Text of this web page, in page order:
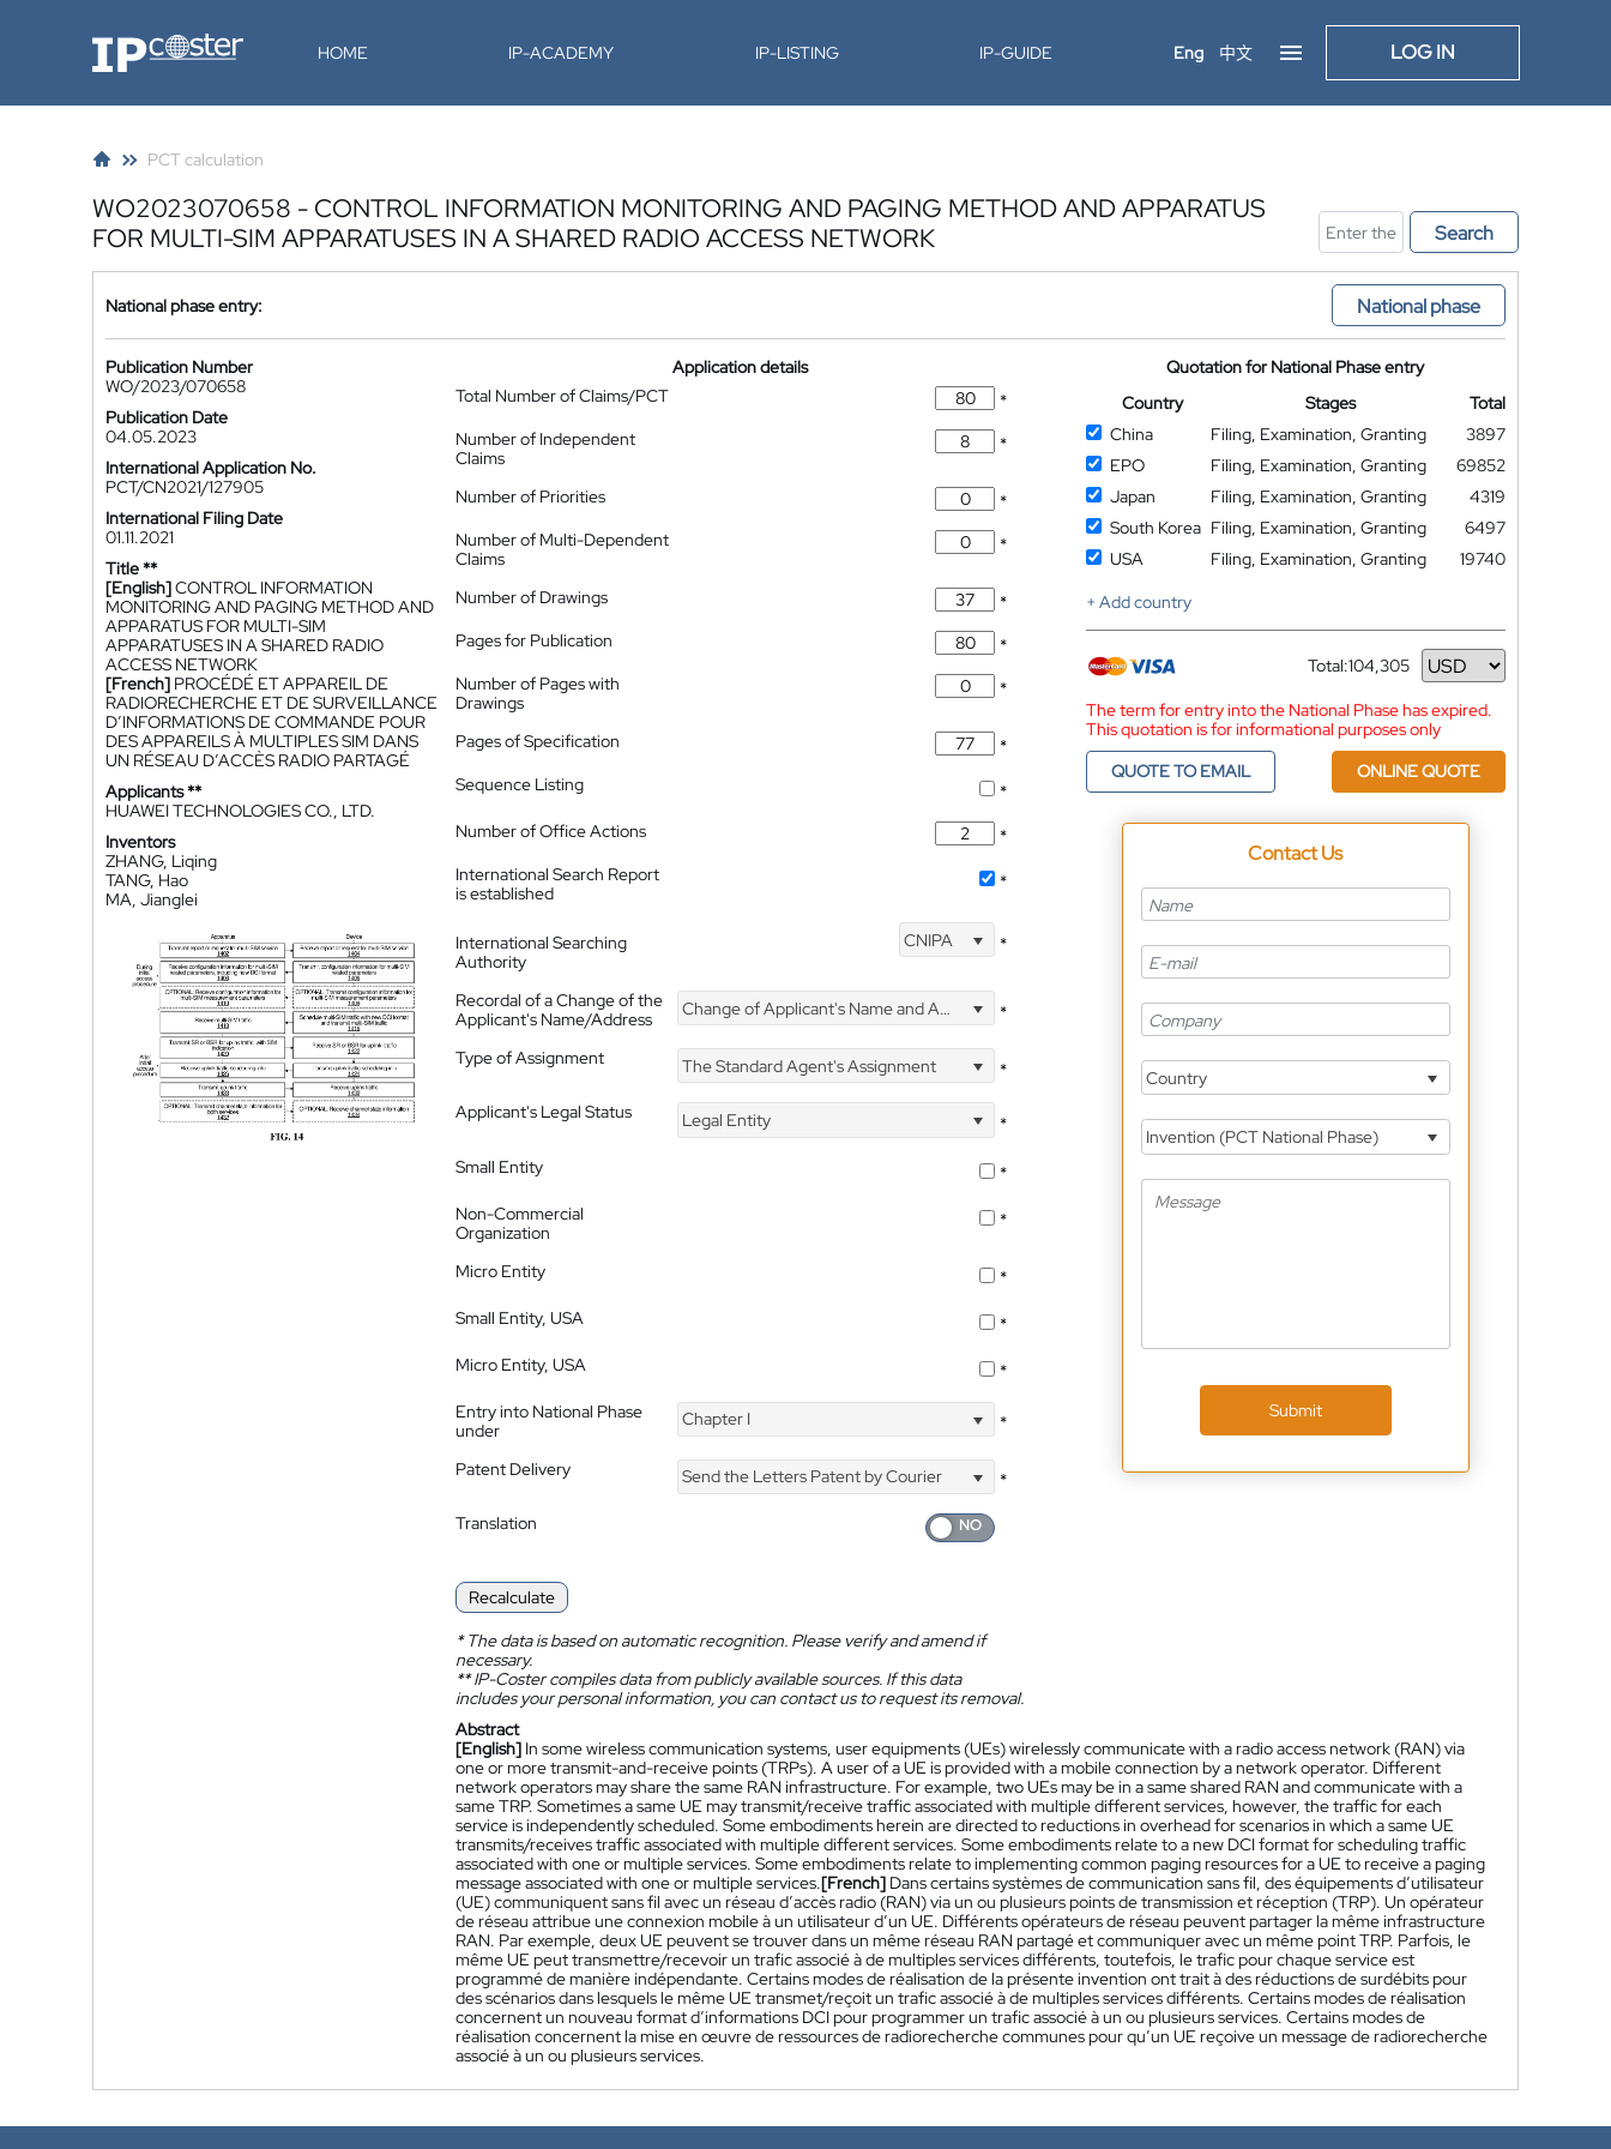
IP-Coster HOME IP-ACADEMY IP-LISTING IP-GUIDE Eng 中文 LOG IN
PCT calculation
WO2023070658 - CONTROL INFORMATION MONITORING AND PAGING METHOD AND APPARATUS
FOR MULTI-SIM APPARATUSES IN A SHARED RADIO ACCESS NETWORK
Search
National phase entry: National phase
Publication Number
WO/2023/070658
Publication Date
04.05.2023
International Application No.
PCT/CN2021/127905
International Filing Date
01.11.2021
Title **
[English]CONTROL INFORMATION
MONITORING AND PAGING METHOD AND
APPARATUS FOR MULTI-SIM
APPARATUSES IN A SHARED RADIO
ACCESS NETWORK
[French] PROCÉDÉ ET APPAREIL DE
RADIORECHERCHE ET DE SURVEILLANCE
D’INFORMATIONS DE COMMANDE POUR
DES APPAREILS À MULTIPLES SIM DANS
UN RÉSEAU D’ACCÈS RADIO PARTAGÉ
Applicants **
HUAWEI TECHNOLOGIES CO., LTD.
Inventors
ZHANG, Liqing
TANG, Hao
MA, Jianglei
Application details
Total Number of Claims/PCT
*
Number of Independent
Claims
*
Number of Priorities
*
Number of Multi-Dependent
Claims
*
Number of Drawings
*
Pages for Publication
*
Number of Pages with
Drawings
*
Pages of Specification
*
Sequence Listing
*
Number of Office Actions
*
International Search Report
is established
*
International Searching
Authority
CNIPA *
Recordal of a Change of the
Applicant's Name/Address
Change of Applicant's Name and Address *
Type of Assignment The Standard Agent's Assignment
*
Applicant's Legal Status
Legal Entity
*
Small Entity
*
Non-Commercial
Organization
*
Micro Entity
*
Small Entity, USA
*
Micro Entity, USA
*
Entry into National Phase
under
Chapter I *
Patent Delivery Send the Letters Patent by Courier
*
Translation
Recalculate
*The data is based on automatic recognition. Please verify and amend if
necessary.
**IP-Coster compiles data from publicly available sources. If this data
includes your personal information, you can contact us to request its removal.
Quotation for National Phase entry
Country
Stages
Total
China
Filing, Examination, Granting
3897
EPO
Filing, Examination, Granting
69852
Japan
Filing, Examination, Granting
4319
South Korea Filing, Examination, Granting
6497
USA
Filing, Examination, Granting
19740
+ Add country
Total:104,305
Currency
The term for entry into the National Phase has expired.
This quotation is for informational purposes only
QUOTE TO EMAIL
ONLINE QUOTE
Contact Us
Country
Invention (PCT National Phase)
Submit
Abstract
[English] In some wireless communication systems, user equipments (UEs) wirelessly communicate with a radio access network (RAN) via
one or more transmit-and-receive points (TRPs). A user of a UE is provided with a mobile connection by a network operator. Different
network operators may share the same RAN infrastructure. For example, two UEs may be in a same shared RAN and communicate with a
same TRP. Sometimes a same UE may transmit/receive traffic associated with multiple different services, however, the traffic for each
service is independently scheduled. Some embodiments herein are directed to reductions in overhead for scenarios in which a same UE
transmits/receives traffic associated with multiple different services. Some embodiments relate to a new DCI format for scheduling traffic
associated with one or multiple services. Some embodiments relate to implementing common paging resources for a UE to receive a paging
message associated with one or multiple services.[French] Dans certains systèmes de communication sans fil, des équipements d’utilisateur
(UE) communiquent sans fil avec un réseau d’accès radio (RAN) via un ou plusieurs points de transmission et réception (TRP). Un opérateur
de réseau attribue une connexion mobile à un utilisateur d’un UE. Différents opérateurs de réseau peuvent partager la même infrastructure
RAN. Par exemple, deux UE peuvent se trouver dans un même réseau RAN partagé et communiquer avec un même point TRP. Parfois, le
même UE peut transmettre/recevoir un trafic associé à de multiples services différents, toutefois, le trafic pour chaque service est
programmé de manière indépendante. Certains modes de réalisation de la présente invention ont trait à des réductions de surdébits pour
des scénarios dans lesquels le même UE transmet/reçoit un trafic associé à de multiples services différents. Certains modes de réalisation
concernent un nouveau format d’informations DCI pour programmer un trafic associé à un ou plusieurs services. Certains modes de
réalisation concernent la mise en œuvre de ressources de radiorecherche communes pour qu’un UE reçoive un message de radiorecherche
associé à un ou plusieurs services.